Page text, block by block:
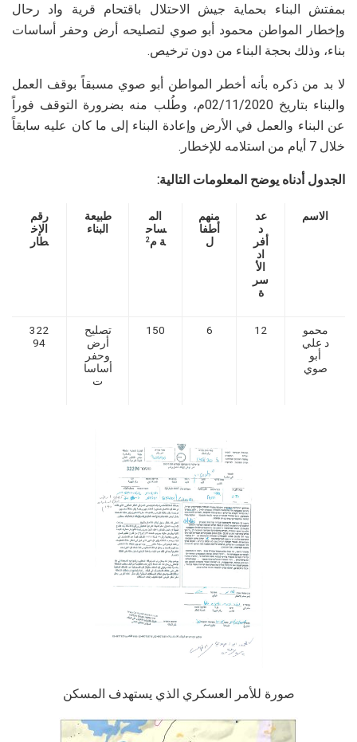
بمفتش البناء بحماية جيش الاحتلال باقتحام قرية واد رحال
وإخطار المواطن محمود أبو صوي لتصليحه أرض وحفر أساسات
بناء، وذلك بحجة البناء من دون ترخيص.
لا بد من ذكره بأنه أخطر المواطن أبو صوي مسبقاً بوقف العمل
والبناء بتاريخ 02/11/2020م، وطُلب منه بضرورة التوقف فوراً
عن البناء والعمل في الأرض وإعادة البناء إلى ما كان عليه سابقاً
خلال 7 أيام من استلامه للإخطار.
الجدول أدناه يوضح المعلومات التالية:
الاسم
عد
د
أفر
اد
الأ
سر
ة
منهم
أطفا
ل
الم
ساح
ة م2
طبيعة
البناء
رقم
الإخ
طار
محمو
د علي
أبو
صوي
12
6
150
تصليح
أرض
وحفر
أساسا
ت
322
94
صورة للأمر العسكري الذي يستهدف المسكن